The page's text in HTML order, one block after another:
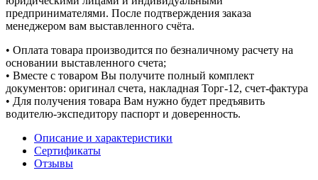
предпринимателями. После подтверждения заказа
менеджером вам выставленного счёта.
• Оплата товара производится по безналичному расчету на
основании выставленного счета;
• Вместе с товаром Вы получите полный комплект
документов: оригинал счета, накладная Торг-12, счет-фактура
• Для получения товара Вам нужно будет предъявить
водителю-экспедитору паспорт и доверенность.
Описание и характеристики
Сертификаты
Отзывы